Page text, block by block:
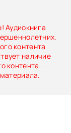
Аудиокнига
контента
наличие
контента -